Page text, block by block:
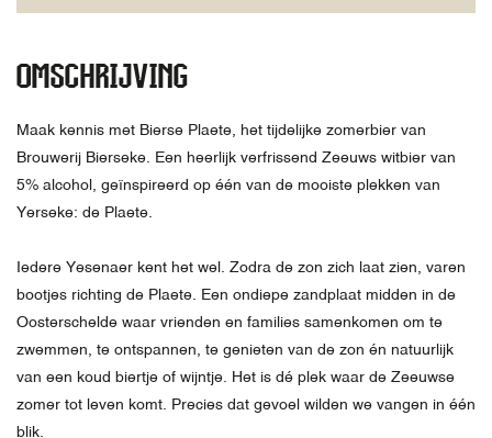
OMSCHRIJVING
Maak kennis met Bierse Plaete, het tijdelijke zomerbier van
Brouwerij Bierseke. Een heerlijk verfrissend Zeeuws witbier van
5% alcohol, geïnspireerd op één van de mooiste plekken van
Yerseke: de Plaete.
Iedere Yesenaer kent het wel. Zodra de zon zich laat zien, varen
bootjes richting de Plaete. Een ondiepe zandplaat midden in de
Oosterschelde waar vrienden en families samenkomen om te
zwemmen, te ontspannen, te genieten van de zon én natuurlijk
van een koud biertje of wijntje. Het is dé plek waar de Zeeuwse
zomer tot leven komt. Precies dat gevoel wilden we vangen in één
blik.